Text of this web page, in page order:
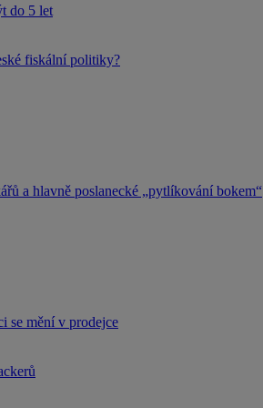
do 5 let
fiskální politiky?
a hlavně poslanecké „pytlíkování bokem“
se mění v prodejce